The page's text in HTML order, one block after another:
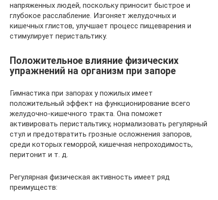
напряженных людей, поскольку приносит быстрое и
глубокое расслабление. Изгоняет желудочных и
кишечных глистов, улучшает процесс пищеварения и
стимулирует перистальтику.
Положительное влияние физических
упражнений на организм при запоре
Гимнастика при запорах у пожилых имеет
положительный эффект на функционирование всего
желудочно-кишечного тракта. Она поможет
активировать перистальтику, нормализовать регулярный
стул и предотвратить грозные осложнения запоров,
среди которых геморрой, кишечная непроходимость,
перитонит и т. д.
Регулярная физическая активность имеет ряд
преимуществ: